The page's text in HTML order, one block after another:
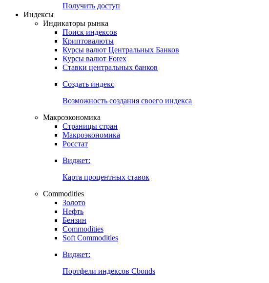
Получить доступ
Индексы
Индикаторы рынка
Поиск индексов
Криптовалюты
Курсы валют Центральных Банков
Курсы валют Forex
Ставки центральных банков
Создать индекс
Возможность создания своего индекса
Макроэкономика
Страницы стран
Макроэкономика
Росстат
Виджет:
Карта процентных ставок
Commodities
Золото
Нефть
Бензин
Commodities
Soft Commodities
Виджет:
Портфели индексов Cbonds